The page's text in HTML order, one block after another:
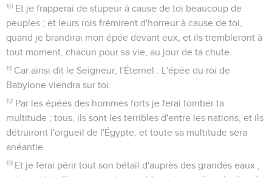
10 Et je frapperai de stupeur à cause de toi beaucoup de
peuples ; et leurs rois frémirent d'horreur à cause de toi,
quand je brandirai mon épée devant eux, et ils trembleront à
tout moment, chacun pour sa vie, au jour de ta chute.
11 Car ainsi dit le Seigneur, l'Éternel : L'épée du roi de
Babylone viendra sur toi.
12 Par les épées des hommes forts je ferai tomber ta
multitude ; tous, ils sont les terribles d'entre les nations, et ils
détruiront l'orgueil de l'Égypte, et toute sa multitude sera
anéantie.
13 Et je ferai périr tout son bétail d'auprès des grandes eaux ;